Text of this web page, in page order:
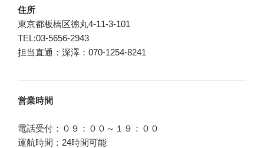
住所
東京都板橋区徳丸4-11-3-101
TEL:03-5656-2943
担当直通：深澤：070-1254-8241
営業時間
電話受付：０９：００～１９：００
運航時間：24時間可能